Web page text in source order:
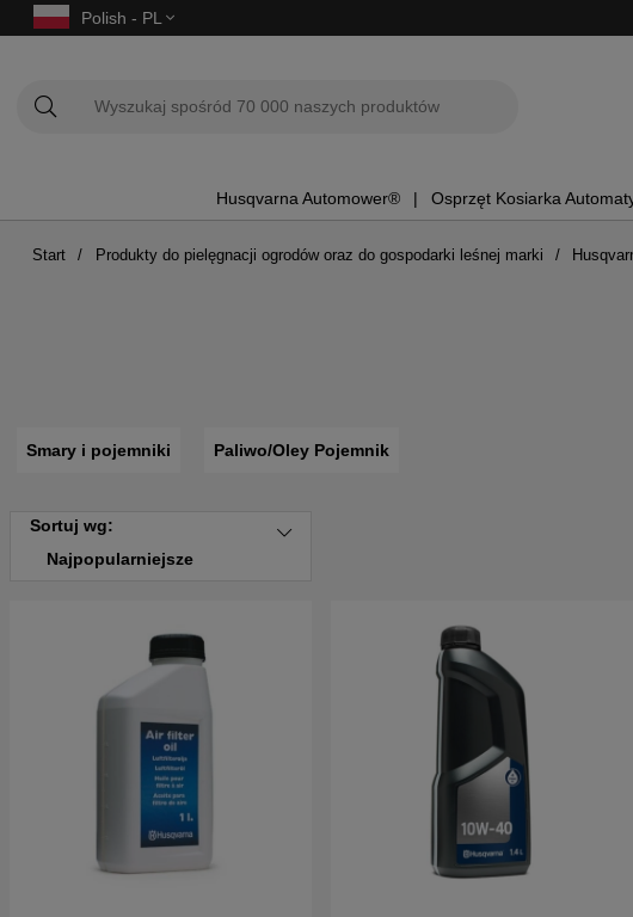
Polish - PL
Husqvarna Automower® Osprzęt Kosiarka
Start Produkty do pielęgnacji ogrodów oraz do gospodarki leśnej marki
Smary i pojemniki Paliwo/Oley Pojemnik
Sortuj wg:
Najpopularniejsze